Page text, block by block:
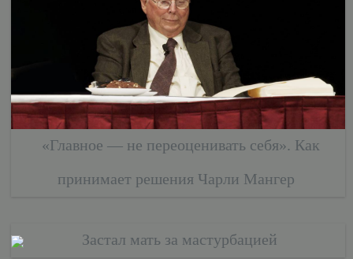
«Главное — не переоценивать себя». Как
принимает решения Чарли Мангер
Застал мать за мастурбацией